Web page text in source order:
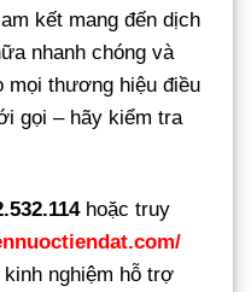
kết mang đến dịch
nhanh chóng và
mọi thương hiệu điều
gọi – hãy kiểm tra
hoặc truy
nghiệm hỗ trợ